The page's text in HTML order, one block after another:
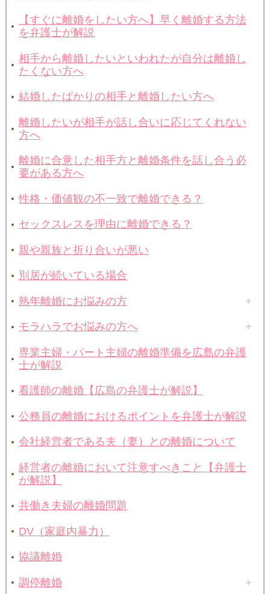
【すぐに離婚をしたい方へ】早く離婚する方法
を弁護士が解説
相手から離婚したいといわれたが自分は離婚し
たくない方へ
結婚したばかりの相手と離婚したい方へ
離婚したいが相手が話し合いに応じてくれない
方へ
離婚に合意した相手方と離婚条件を話し合う必
要がある方へ
性格・価値観の不一致で離婚できる？
セックスレスを理由に離婚できる？
親や親族と折り合いが悪い
別居が続いている場合
熟年離婚にお悩みの方
モラハラでお悩みの方へ
専業主婦・パート主婦の離婚準備を広島の弁護
士が解説
看護師の離婚【広島の弁護士が解説】
公務員の離婚におけるポイントを弁護士が解説
会社経営者である夫（妻）との離婚について
経営者の離婚において注意すべきこと【弁護士
が解説】
共働き夫婦の離婚問題
DV（家庭内暴力）
協議離婚
調停離婚